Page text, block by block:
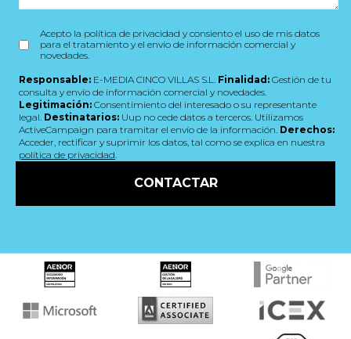
Acepto la política de privacidad y consiento el uso de mis datos
para el tratamiento y el envío de información comercial y
novedades.
Responsable: E-MEDIA CINCO VILLAS S.L. Finalidad: Gestión de tu
consulta y envío de información comercial y novedades.
Legitimación: Consentimiento del interesado o su representante
legal. Destinatarios: Uup no cede datos a terceros. Utilizamos
ActiveCampaign para tramitar el envío de la información. Derechos:
Acceder, rectificar y suprimir los datos, tal como se explica en nuestra
política de privacidad.
CONTACTAR